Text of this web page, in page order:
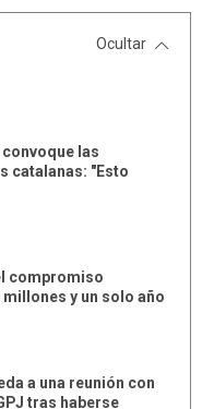
Ocultar
convoque las
catalanas: "Esto
compromiso
y un solo año
a una reunión con
tras haberse